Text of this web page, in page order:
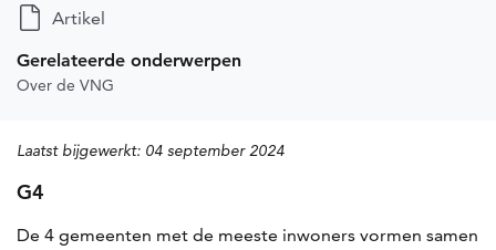
Artikel
Gerelateerde onderwerpen
Over de VNG
Laatst bijgewerkt: 04 september 2024
G4
De 4 gemeenten met de meeste inwoners vormen samen